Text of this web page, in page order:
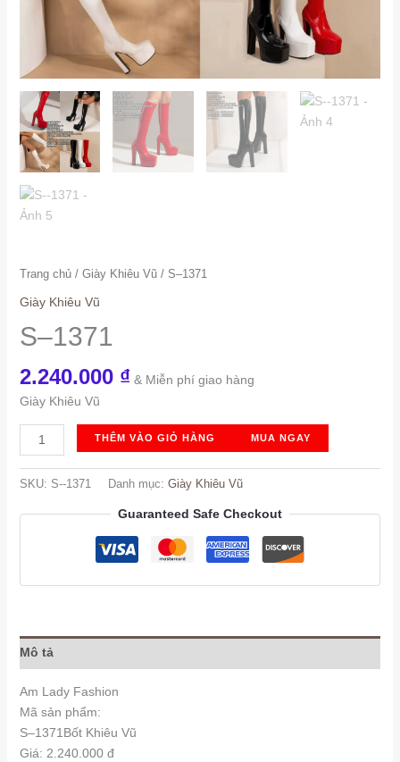
Trang chủ/ Giày Khiêu Vũ/ S–1371
Giày Khiêu Vũ
S–1371
2.240.000 ₫ & Miễn phí giao hàng
Giày Khiêu Vũ
-1371
THÊM VÀO GIỎ HÀNG MUA NGAY
SKU: S--1371 Danh mục: Giày Khiêu Vũ
Guaranteed Safe Checkout
Mô tả
Am Lady Fashion
Mã sản phẩm:
S–1371Bốt Khiêu Vũ
Giá: 2.240.000 đ